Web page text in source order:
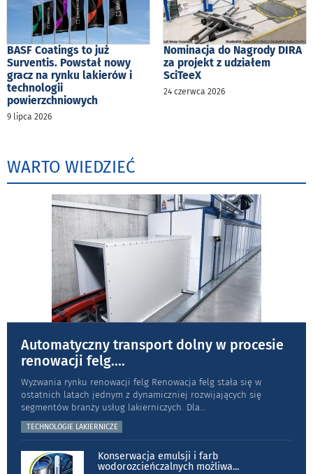
BASF Coatings to już
Surventis. Powstał nowy
gracz na rynku lakierów i
technologii
powierzchniowych
9 lipca 2026
Nominacja do Nagrody DIRA
za projekt z udziałem
SciTeeX
24 czerwca 2026
WARTO WIEDZIEĆ
Automatyczny transport dolny w procesie
renowacji felg....
Wyzwania rynku renowacji felg Renowacja felg stała się w
ostatnich latach jednym z dynamiczniej rozwijających się
segmentów branży usług lakierniczych. Dla...
TECHNOLOGIE LAKIERNICZE
Konserwacja emulsji i farb
wodorozcieńczalnych możliwa...